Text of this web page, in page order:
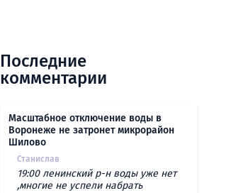
Последние
комментарии
Масштабное отключение воды в
Воронеже не затронет микрорайон
Шилово
Станислав
19:00 ленинский р-н воды уже нет
,многие не успели набрать